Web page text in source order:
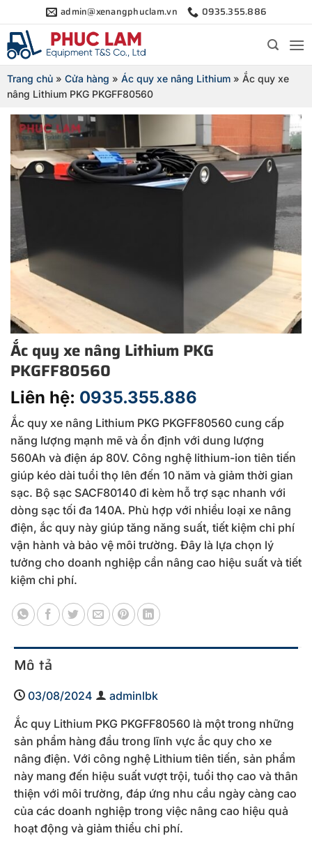
qua
nội
dung
admin@xenangphuclam.vn 0935.355.886
Trang chủ » Cửa hàng » Ác quy xe nâng Lithium » Ắc quy xe
nâng Lithium PKG PKGFF80560
Ắc quy xe nâng Lithium PKG
PKGFF80560
Liên hệ: 0935.355.886
Ắc quy xe nâng Lithium PKG PKGFF80560 cung cấp
năng lượng mạnh mẽ và ổn định với dung lượng
560Ah và điện áp 80V. Công nghệ lithium-ion tiên tiến
giúp kéo dài tuổi thọ lên đến 10 năm và giảm thời gian
sạc. Bộ sạc SACF80140 đi kèm hỗ trợ sạc nhanh với
dòng sạc tối đa 140A. Phù hợp với nhiều loại xe nâng
điện, ắc quy này giúp tăng năng suất, tiết kiệm chi phí
vận hành và bảo vệ môi trường. Đây là lựa chọn lý
tưởng cho doanh nghiệp cần nâng cao hiệu suất và tiết
kiệm chi phí.
Mô tả
03/08/2024
adminlbk
Ắc quy Lithium PKG PKGFF80560 là một trong những
sản phẩm hàng đầu trong lĩnh vực ắc quy cho xe
nâng điện. Với công nghệ Lithium tiên tiến, sản phẩm
này mang đến hiệu suất vượt trội, tuổi thọ cao và thân
thiện với môi trường, đáp ứng nhu cầu ngày càng cao
của các doanh nghiệp trong việc nâng cao hiệu quả
hoạt động và giảm thiểu chi phí.